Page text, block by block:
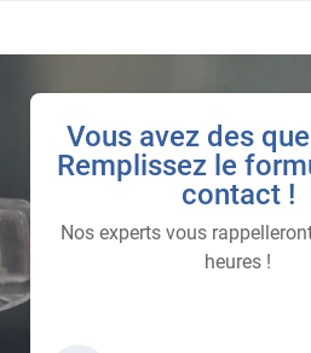
Vous avez des
Remplissez le
contact !
Nos experts vous
heures !